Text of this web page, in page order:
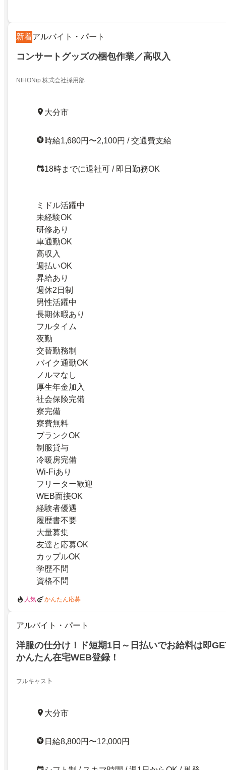
新着アルバイト・パート
コンサートグッズの梱包作業／高収入
NIHONip 株式会社採用部
大分市
時給1,680円〜2,100円 / 交通費支給
18時までに退社可 / 即日勤務OK
ミドル活躍中
未経験OK
研修あり
車通勤OK
高収入
週払いOK
昇給あり
週休2日制
男性活躍中
長期休暇あり
フルタイム
夜勤
交替勤務制
バイク通勤OK
ノルマなし
厚生年金加入
社会保険完備
寮完備
寮費無料
ブランクOK
制服貸与
冷暖房完備
Wi-Fiあり
フリーター歓迎
WEB面接OK
経験者優遇
履歴書不要
大量募集
友達と応募OK
カップルOK
学歴不問
資格不問
人気 かんたん応募
アルバイト・パート
洋服の仕分け！ド短期1日～日払いでお給料は即
かんたん在宅WEB登録！
フルキャス卜
大分市
日給8,800円〜12,000円